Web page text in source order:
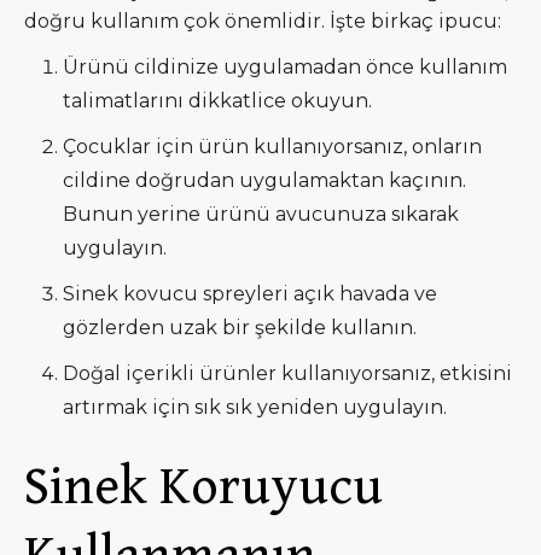
doğru kullanım çok önemlidir. İşte birkaç ipucu:
Ürünü cildinize uygulamadan önce kullanım
talimatlarını dikkatlice okuyun.
Çocuklar için ürün kullanıyorsanız, onların
cildine doğrudan uygulamaktan kaçının.
Bunun yerine ürünü avucunuza sıkarak
uygulayın.
Sinek kovucu spreyleri açık havada ve
gözlerden uzak bir şekilde kullanın.
Doğal içerikli ürünler kullanıyorsanız, etkisini
artırmak için sık sık yeniden uygulayın.
Sinek Koruyucu